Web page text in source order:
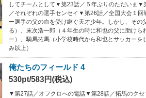
してチームとして▼第23話／５年ぶりのただいま
／それぞれの選手センセイ▼第26話／全国大会１回
ー選手の父の血を受け継ぐ天才少年。しかし、そ
る）、末次浩一郎（４年生の時に和也の父に助け
ー）、騎馬拓馬（小学校時代から和也とサッカーを
み以上）
俺たちのフィールド 4
530pt/583円(税込)
▼第27話／オフクロへの電話▼第28話／拓馬のク